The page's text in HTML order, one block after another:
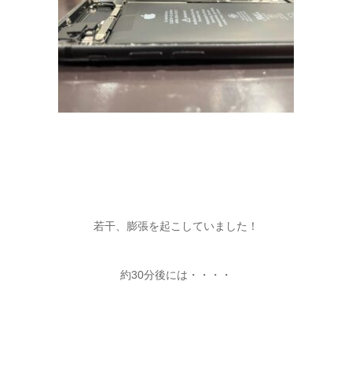
若干、膨張を起こしていました！
約30分後には・・・・